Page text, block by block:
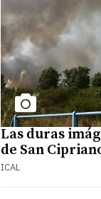
Las duras
de San
ICAL